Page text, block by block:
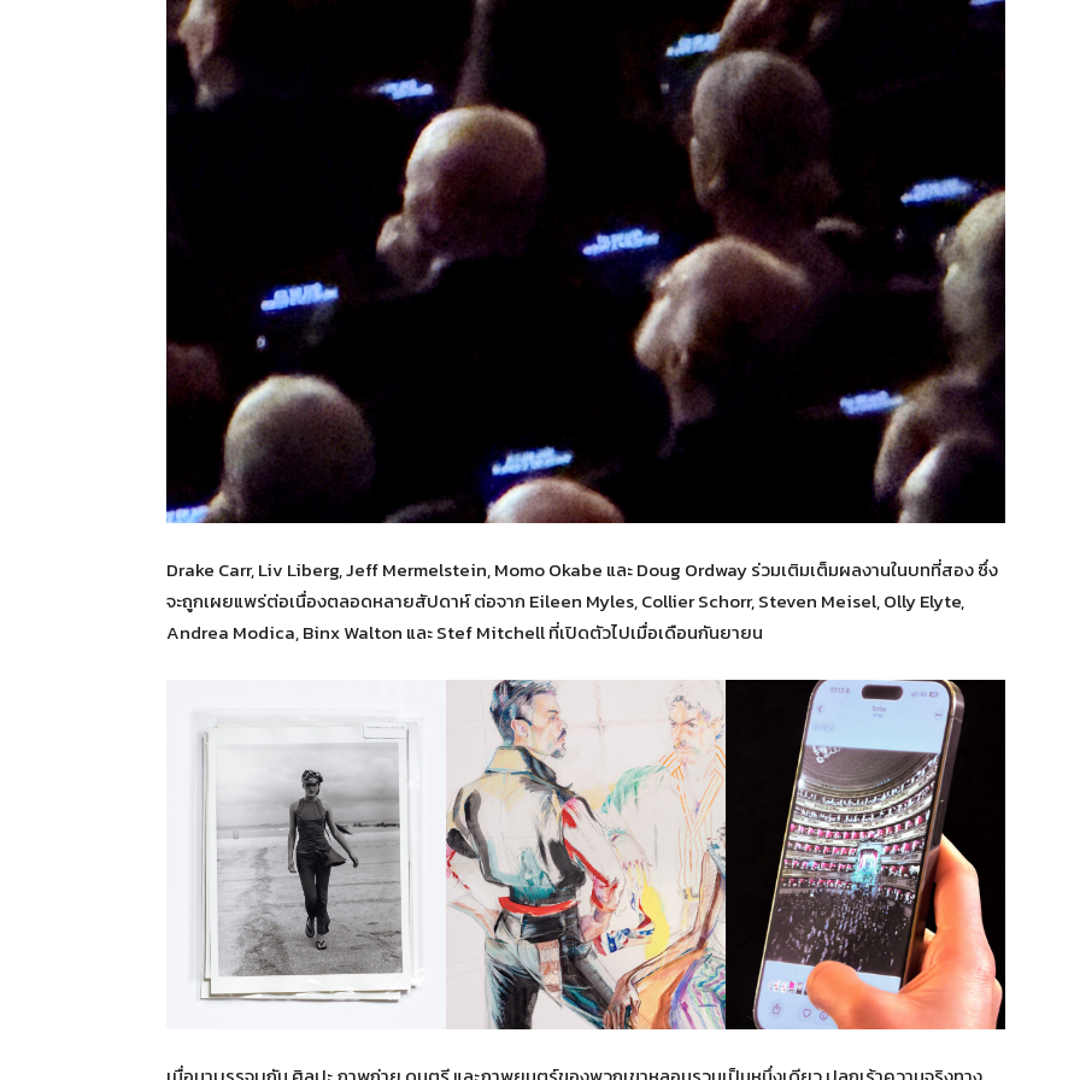
Drake Carr, Liv Liberg, Jeff Mermelstein, Momo Okabe และ Doug Ordway ร่วมเติมเต็มผลงานในบทที่สอง ซึ่ง
จะถูกเผยแพร่ต่อเนื่องตลอดหลายสัปดาห์ ต่อจาก Eileen Myles, Collier Schorr, Steven Meisel, Olly Elyte,
Andrea Modica, Binx Walton และ Stef Mitchell ที่เปิดตัวไปเมื่อเดือนกันยายน